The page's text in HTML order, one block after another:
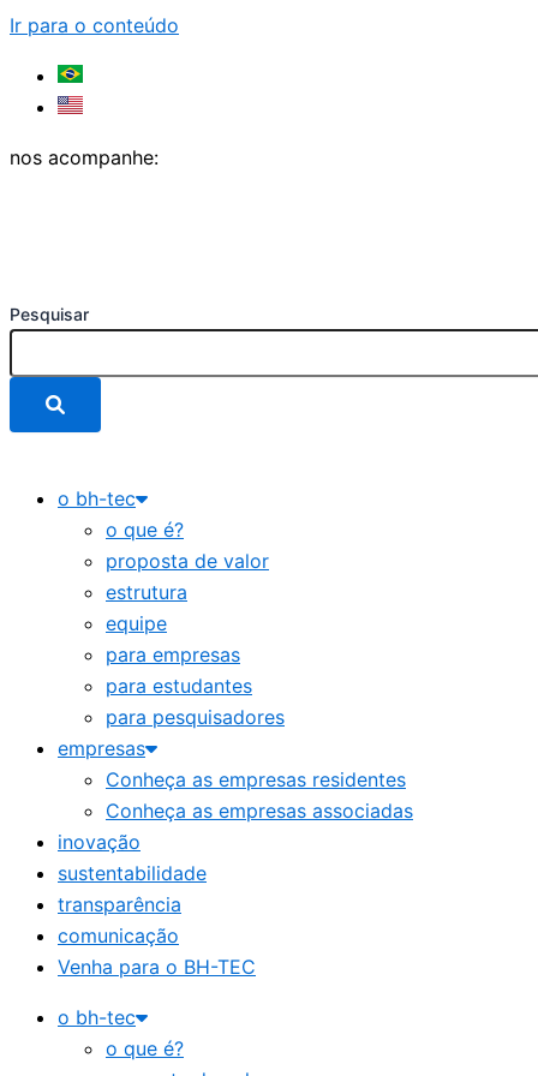
Ir para o conteúdo
nos acompanhe:
Pesquisar
o bh-tec
o que é?
proposta de valor
estrutura
equipe
para empresas
para estudantes
para pesquisadores
empresas
Conheça as empresas residentes
Conheça as empresas associadas
inovação
sustentabilidade
transparência
comunicação
Venha para o BH-TEC
o bh-tec
o que é?